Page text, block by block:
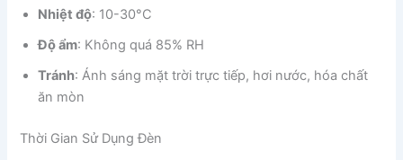
Nhiệt độ: 10-30°C
Độ ẩm: Không quá 85% RH
Tránh: Ánh sáng mặt trời trực tiếp, hơi nước, hóa chất
ăn mòn
Thời Gian Sử Dụng Đèn